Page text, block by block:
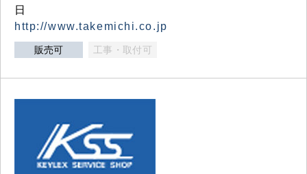
日
http://www.takemichi.co.jp
販売可 工事・取付可